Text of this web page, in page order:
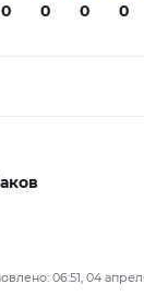
0 0 0 0
06:51, 04